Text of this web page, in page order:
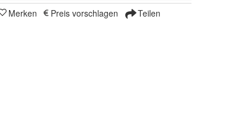
Merken Preis vorschlagen Teilen